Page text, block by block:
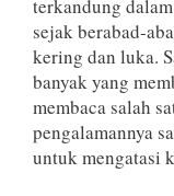
terkandung
sejak berabad-
kering dan luka.
banyak yang
membaca salah
pengalamannya
untuk mengatasi